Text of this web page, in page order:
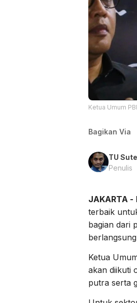
Ketua Umum
Bagikan Via
TU
Penulis
JAKARTA -
terbaik
bagian dari
Ketua
akan diikuti
putra serta